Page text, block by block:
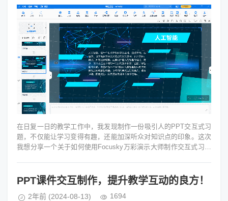
在日复一日的教学工作中，我发现制作一份吸引人的PPT交互式习
题，不仅能让学习变得有趣，还能加深听众对知识点的印象。这次
我想分享一个关于如何使用Focusky万彩演示大师制作交互式习题
PPT课件交互制作，提升教学互动的良方！
2年前 (2024-08-13) 1694